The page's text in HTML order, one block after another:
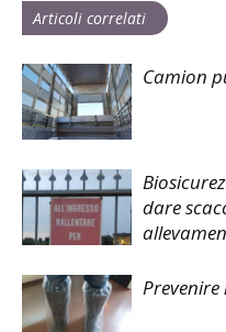
Articoli correlati
Camion
dare
Prevenire